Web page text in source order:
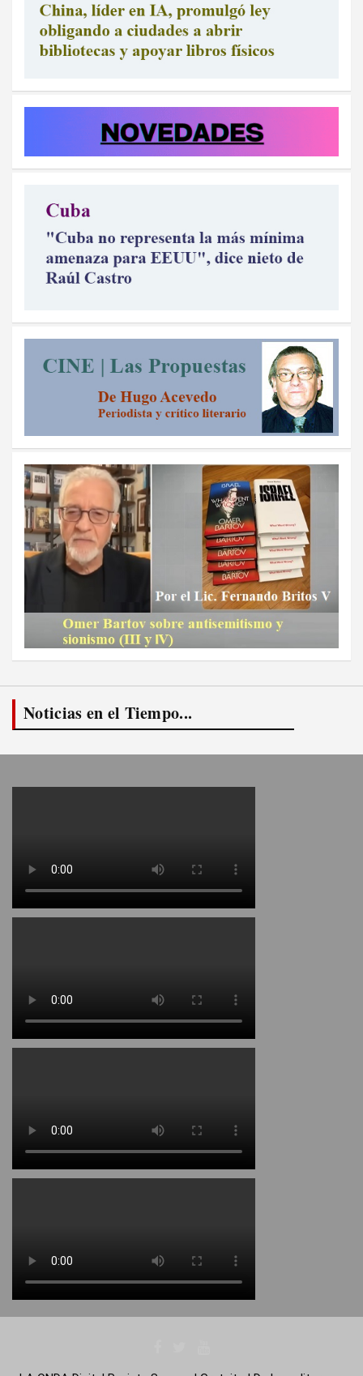
Noticias en el Tiempo...